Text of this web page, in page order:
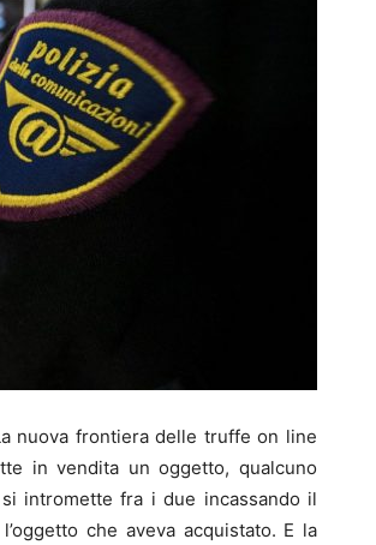
nuova frontiera delle truffe on line
in vendita un oggetto, qualcuno
intromette fra i due incassando il
che aveva acquistato. E la